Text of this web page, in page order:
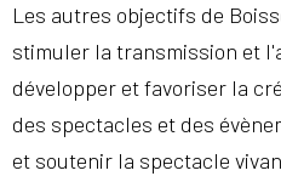
Les autres objectifs de
stimuler la transmission et
développer et favoriser la
des spectacles et des
et soutenir la spectacle